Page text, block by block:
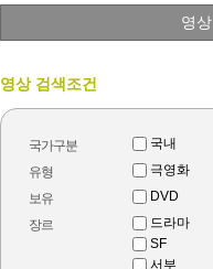
영상
영상 검색조건
국가구분
국내
유형
극영화
보유
DVD
장르
드라마
SF
서부